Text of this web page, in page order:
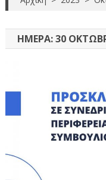
ΗΜΈΡΑ:30